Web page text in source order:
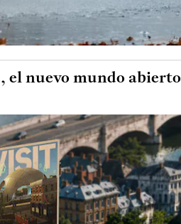
el nuevo mundo abierto